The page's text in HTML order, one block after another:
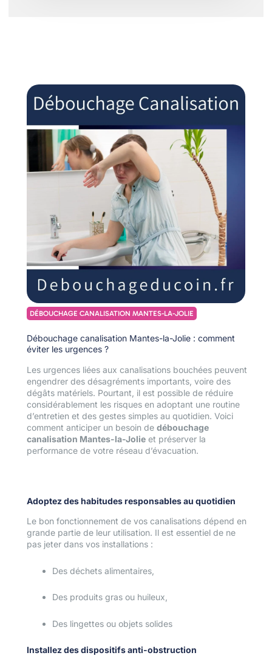
DÉBOUCHAGE CANALISATION MANTES-LA-JOLIE
Débouchage canalisation Mantes-la-Jolie : comment
éviter les urgences ?
Les urgences liées aux canalisations bouchées peuvent
engendrer des désagréments importants, voire des
dégâts matériels. Pourtant, il est possible de réduire
considérablement les risques en adoptant une routine
d’entretien et des gestes simples au quotidien. Voici
comment anticiper un besoin de débouchage
canalisation Mantes-la-Jolie et préserver la
performance de votre réseau d’évacuation.
Adoptez des habitudes responsables au quotidien
Le bon fonctionnement de vos canalisations dépend en
grande partie de leur utilisation. Il est essentiel de ne
pas jeter dans vos installations :
Des déchets alimentaires,
Des produits gras ou huileux,
Des lingettes ou objets solides
Installez des dispositifs anti-obstruction